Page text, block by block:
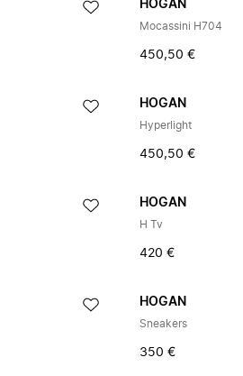
HOGAN
Mocassini H704
450,50 €
HOGAN
Hyperlight
450,50 €
HOGAN
H Tv
420 €
HOGAN
Sneakers
350 €